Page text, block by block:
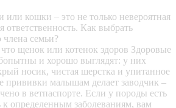
или кошки – это не только невероятная
ответственность. Как выбрать
члена семьи?
что щенок или котенок здоров Здоровые
и хорошо выглядят: у них
носик, чистая шерстка и упитанное
прививки малышам делает заводчик –
в ветпаспорте. Если у породы есть
к определенным заболеваниям, вам